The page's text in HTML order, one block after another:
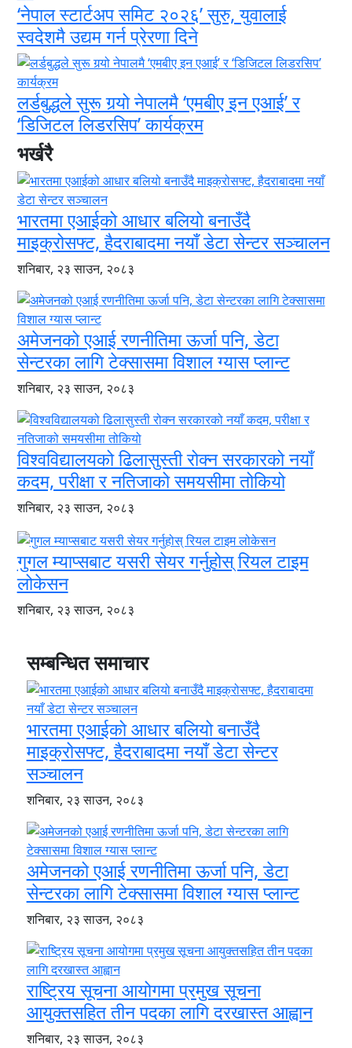
‘नेपाल स्टार्टअप समिट २०२६’ सुरु, युवालाई
स्वदेशमै उद्यम गर्न प्रेरणा दिने
लर्डबुद्धले सुरू गर्‍यो नेपालमै ‘एमबीए इन एआई’ र
‘डिजिटल लिडरसिप’ कार्यक्रम
भर्खरै
भारतमा एआईको आधार बलियो बनाउँदै
माइक्रोसफ्ट, हैदराबादमा नयाँ डेटा सेन्टर सञ्चालन
शनिबार, २३ साउन, २०८३
अमेजनको एआई रणनीतिमा ऊर्जा पनि, डेटा
सेन्टरका लागि टेक्सासमा विशाल ग्यास प्लान्ट
शनिबार, २३ साउन, २०८३
विश्वविद्यालयको ढिलासुस्ती रोक्न सरकारको नयाँ
कदम, परीक्षा र नतिजाको समयसीमा तोकियो
शनिबार, २३ साउन, २०८३
गुगल म्याप्सबाट यसरी सेयर गर्नुहोस् रियल टाइम
लोकेसन
शनिबार, २३ साउन, २०८३
सम्बन्धित समाचार
भारतमा एआईको आधार बलियो बनाउँदै
माइक्रोसफ्ट, हैदराबादमा नयाँ डेटा सेन्टर
सञ्चालन
शनिबार, २३ साउन, २०८३
अमेजनको एआई रणनीतिमा ऊर्जा पनि, डेटा
सेन्टरका लागि टेक्सासमा विशाल ग्यास प्लान्ट
शनिबार, २३ साउन, २०८३
राष्ट्रिय सूचना आयोगमा प्रमुख सूचना
आयुक्तसहित तीन पदका लागि दरखास्त आह्वान
शनिबार, २३ साउन, २०८३